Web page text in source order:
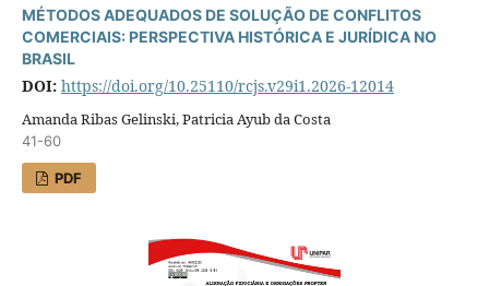
MÉTODOS ADEQUADOS DE SOLUÇÃO DE CONFLITOS
COMERCIAIS: PERSPECTIVA HISTÓRICA E JURÍDICA NO
BRASIL
DOI: https://doi.org/10.25110/rcjs.v29i1.2026-12014
Amanda Ribas Gelinski, Patricia Ayub da Costa
41-60
PDF